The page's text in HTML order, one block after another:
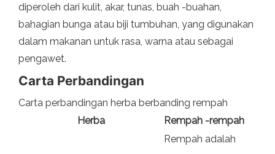
diperoleh dari kulit, akar, tunas, buah -buahan,
bahagian bunga atau biji tumbuhan, yang digunakan
dalam makanan untuk rasa, warna atau sebagai
pengawet.
Carta Perbandingan
Carta perbandingan herba berbanding rempah
Herba
Rempah -rempah
Rempah adalah